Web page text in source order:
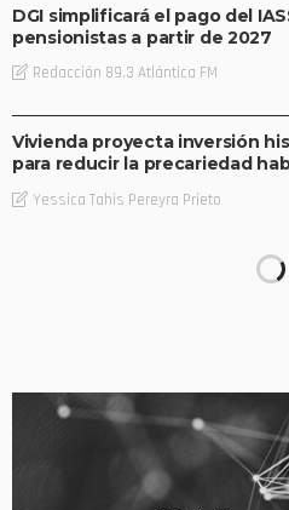
DGI simplificará el pago del
pensionistas a partir de 2027
Redacción 89.3 Atlántica FM
Vivienda proyecta inversión
para reducir la precariedad
Yessica Tahis Pereyra Prieto